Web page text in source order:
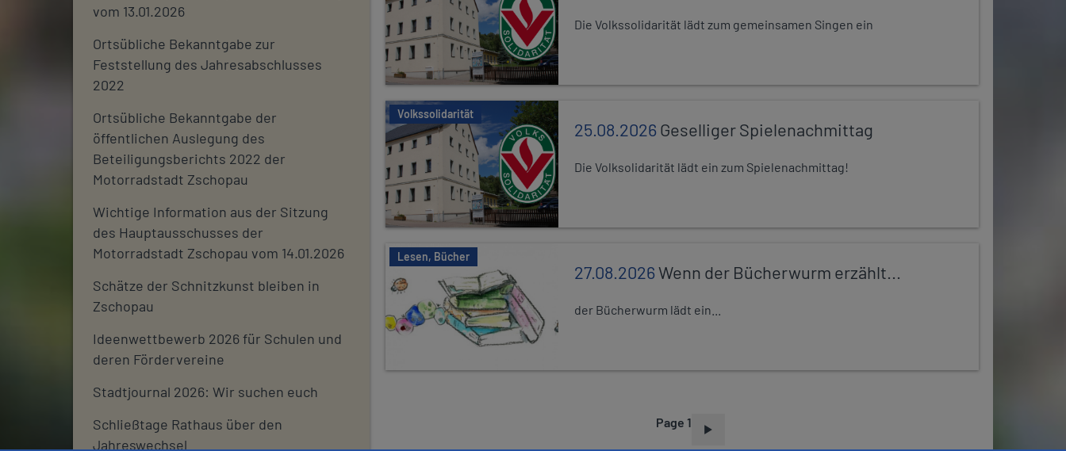
vom 13.01.2026
Ortsübliche Bekanntgabe zur
Feststellung des Jahresabschlusses
2022
Ortsübliche Bekanntgabe der
öffentlichen Auslegung des
Beteiligungsberichts 2022 der
Motorradstadt Zschopau
Wichtige Information aus der Sitzung
des Hauptausschusses der
Motorradstadt Zschopau vom 14.01.2026
Schätze der Schnitzkunst bleiben in
Zschopau
Ideenwettbewerb 2026 für Schulen und
deren Fördervereine
Stadtjournal 2026: Wir suchen euch
Schließtage Rathaus über den
Jahreswechsel
Die Volkssolidarität lädt zum gemeinsamen Singen ein
Volkssolidarität
25.08.2026Geselliger Spielenachmittag
Die Volksolidarität lädt ein zum Spielenachmittag!
Lesen, Bücher
27.08.2026Wenn der Bücherwurm erzählt...
der Bücherwurm lädt ein...
Page 1